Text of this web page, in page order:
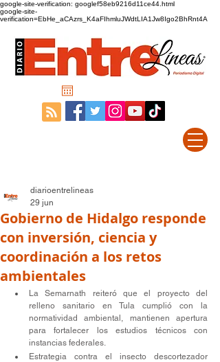
google-site-verification: googlef58eb9216d11ce44.html
google-site-
verification=EbHe_aCAzrs_K4aFIhmluJWdtLIA1Jw8Igo2BhRnt4A
Gobierno de Hidalgo responde
con inversión, ciencia y
coordinación a los retos
ambientales
diarioentrelineas
29 jun
La Semarnath reiteró que el proyecto del
relleno sanitario en Tula cumplió con la
normatividad ambiental, mantienen apertura
para fortalecer los estudios técnicos con
instancias federales.
Estrategia contra el insecto descortezador